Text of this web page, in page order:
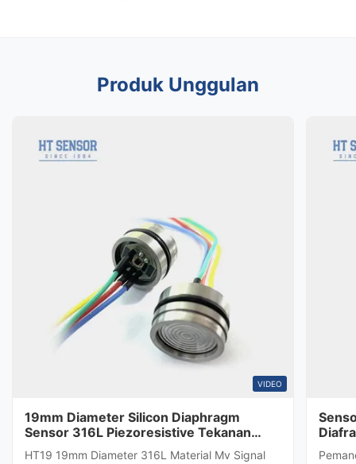
Produk Unggulan
VIDEO
19mm Diameter Silicon Diaphragm
Sensor 316L Piezoresistive Tekanan
Sensor
HT19 19mm Diameter 316L Material Mv Signal